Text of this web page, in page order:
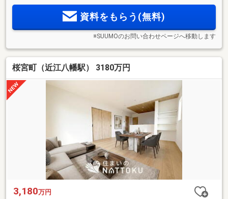
資料をもらう(無料)
※SUUMOのお問い合わせページへ移動します
桜宮町（近江八幡駅） 3180万円
3,180万円